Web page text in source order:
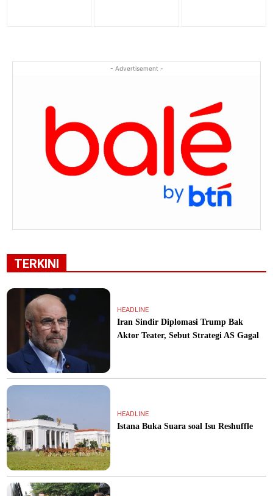
- Advertisement -
TERKINI
HEADLINE
Iran Sindir Diplomasi Trump Bak
Aktor Teater, Sebut Strategi AS Gagal
HEADLINE
Istana Buka Suara soal Isu Reshuffle